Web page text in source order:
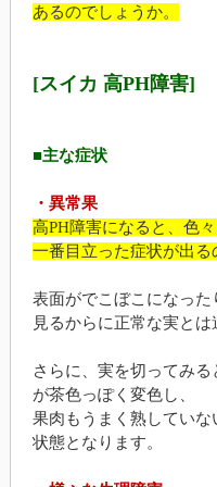
あるのでしょうか。
[スイカ 高PH障害]
■主な症状
・異常果
高PH障害になると、色
一番目立った症状が出る
表面がでこぼこになった
見るからに正常な実とは
さらに、実を切ってみ
が茶色っぽく変色し、
果肉もうまく熟してい
状態となります。